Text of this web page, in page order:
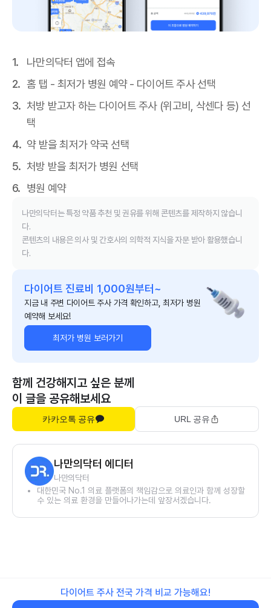
나만의닥터 앱에 접속
홈 탭 - 최저가 병원 예약 - 다이어트 주사 선택
처방 받고자 하는 다이어트 주사 (위고비, 삭센다 등) 선
택
약 받을 최저가 약국 선택
처방 받을 최저가 병원 선택
병원 예약
나만의닥터는 특정 약품 추천 및 권유를 위해 콘텐츠를 제작하지 않습니
다.
콘텐츠의 내용은 의사 및 간호사의 의학적 지식을 자문 받아 활용했습니
다.
다이어트 진료비 1,000원부터~
지금 내 주변 다이어트 주사 가격 확인하고, 최저가 병원
예약해 보세요!
최저가 병원 보러가기
함께 건강해지고 싶은 분께
이 글을 공유해보세요
카카오톡 공유 URL 공유
나만의닥터 에디터
나만의닥터
대한민국 No.1 의료 플랫폼의 책임감으로 의료인과 함께 성장할
수 있는 의료 환경을 만들어나가는데 앞장서겠습니다.
다이어트 주사 전국 가격 비교 가능해요!